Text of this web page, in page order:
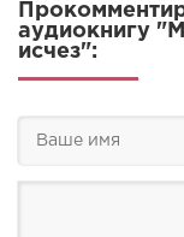
аудиокнигу
исчез":